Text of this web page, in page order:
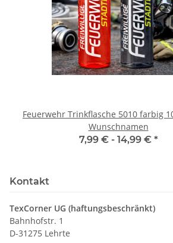
Feuerwehr Trinkflasche 5010 farbig
Wunschnamen
7,99 € - 14,99 € *
Kontakt
TexCorner UG (haftungsbeschränkt)
Bahnhofstr. 1
D-31275 Lehrte